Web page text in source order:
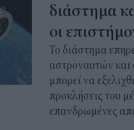
διάστημα
οι
Το διάστημα
αστροναυτών
μπορεί να
προκλήσεις του
επανδρωμένες